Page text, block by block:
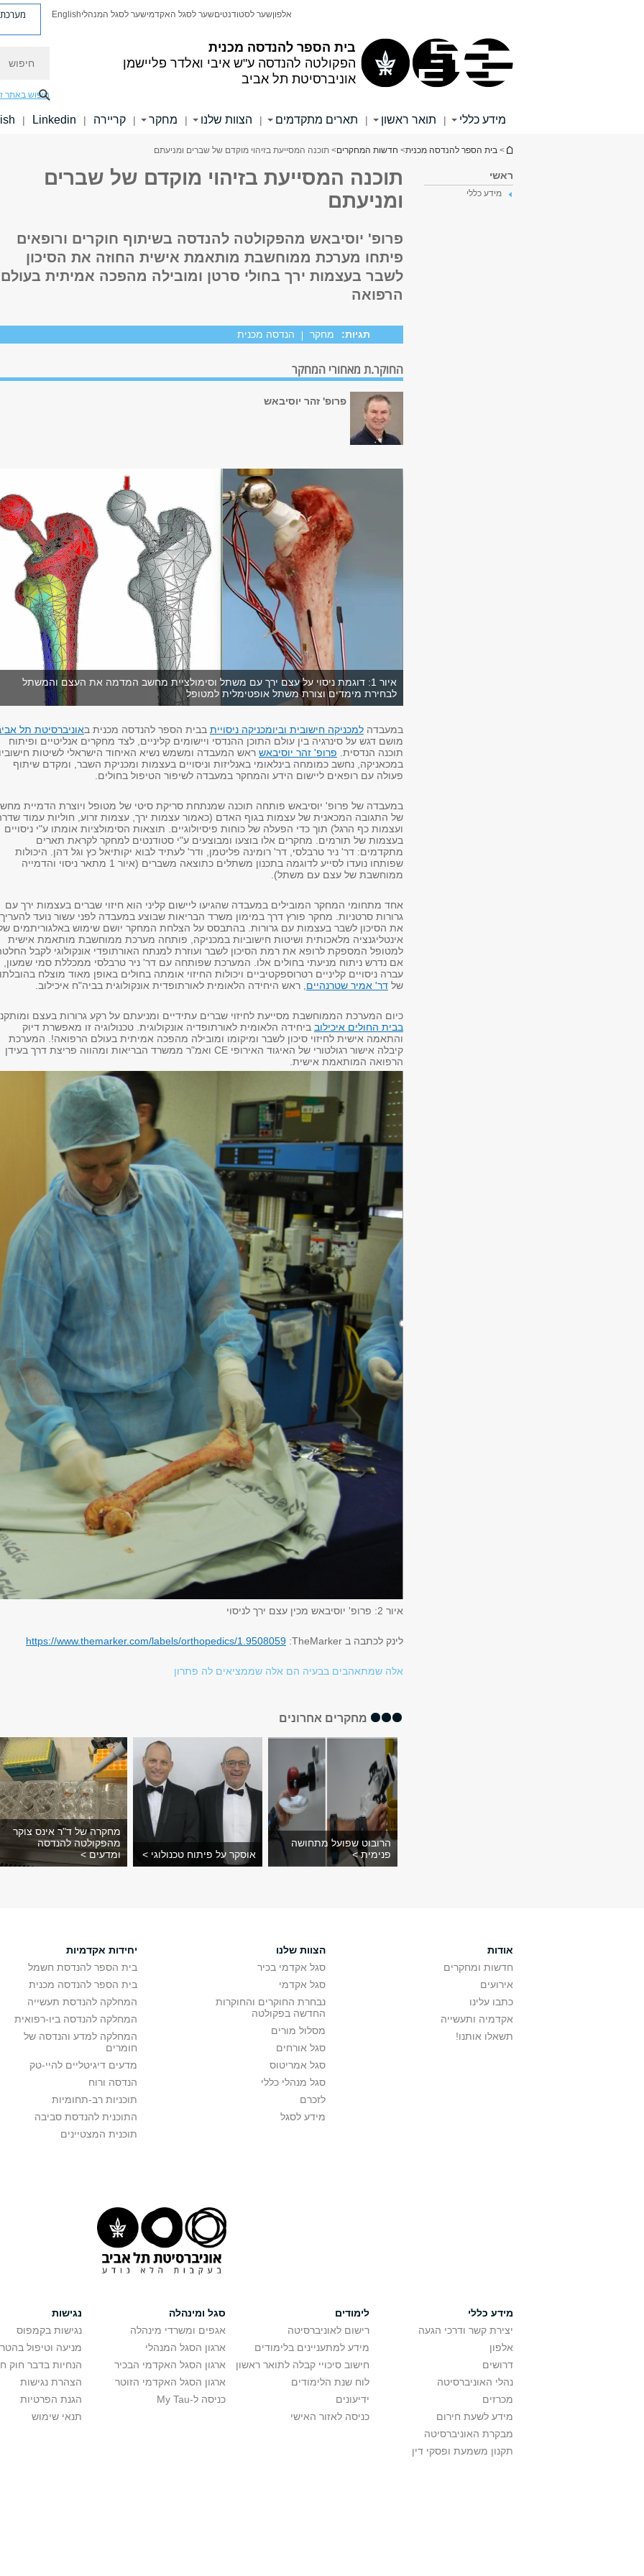
בית הספר להנדסה מכנית
הפקולטה להנדסה ע"ש איבי ואלדר פליישמן
אוניברסיטת תל אביב
אלפוןשער לסטודנטיםשער לסגל האקדמישער לסגל המנהליEnglish מערכת
חיפוש באתר
מידע כללי | תואר ראשון | תארים מתקדמים | הצוות שלנו | מחקר | קריירה |
Linkedin
|
הינך נמצא כאן
> בית הספר להנדסה מכנית> חדשות המחקרים> תוכנה המסייעת בזיהוי מוקדם של שברים ומניעתם
ראשי
מידע כללי
תוכנה המסייעת בזיהוי מוקדם של שברים
ומניעתם
פרופ' יוסיבאש מהפקולטה להנדסה בשיתוף חוקרים ורופאים
פיתחו מערכת ממוחשבת מותאמת אישית החוזה את הסיכון
לשבר בעצמות ירך בחולי סרטן ומובילה מהפכה אמיתית בעולם
הרפואה
תגיות: מחקר הנדסה מכנית
החוקר.ת מאחורי המחקר
פרופ' זהר יוסיבאש
איור 1: דוגמת ניסוי על עצם ירך עם משתל וסימולציית מחשב המדמה את העצם והמשתל
לבחירת מימדים וצורת משתל אופטימלית למטופל
במעבדה למכניקה חישובית וביומכניקה ניסויית בבית הספר להנדסה מכנית באוניברסיטת תל
מושם דגש על סינרגיה בין עולם התוכן ההנדסי ויישומים קליניים, לצד מחקרים אנליטיים ופיתוח
תוכנה הנדסית. פרופ' זהר יוסיבאש ראש המעבדה ומשמש נשיא האיחוד הישראלי לשיטות
במכאניקה, נחשב כמומחה בינלאומי באנליזות וניסויים בעצמות ומכניקת השבר, ומקדם שיתוף
פעולה עם רופאים ליישום הידע והמחקר במעבדה לשיפור הטיפול בחולים.
במעבדה של פרופ' יוסיבאש פותחה תוכנה שמנתחת סריקת סיטי של מטופל ויוצרת הדמיית
של התגובה המכאנית של עצמות בגוף האדם (כאמור עצמות ירך, עצמות זרוע, חוליות עמוד
ועצמות כף הרגל) תוך כדי הפעלה של כוחות פיסיולוגיים. תוצאות הסימולציות אומתו ע"י ניסויים
בעצמות של תורמים. מחקרים אלו בוצעו ומבוצעים ע"י סטודנטים למחקר לקראת תארים
מתקדמים: דר' ניר טרבלסי, דר' רומינה פליטמן, ודר' לעתיד לבוא יקותיאל כץ וגל דהן. היכולות
שפותחו נועדו לסייע לדוגמה בתכנון משתלים כתוצאה משברים (איור 1 מתאר ניסוי והדמייה
ממוחשבת של עצם עם משתל).
אחד מתחומי המחקר המובילים במעבדה שהגיעו ליישום קליני הוא חיזוי שברים בעצמות ירך עם
גרורות סרטניות. מחקר פורץ דרך במימון משרד הבריאות שבוצע במעבדה לפני עשור נועד להעריך
את הסיכון לשבר בעצמות עם גרורות. בהתבסס על הצלחת המחקר יושם שימוש באלגוריתמים
אינטליגנציה מלאכותית ושיטות חישוביות במכניקה, פותחה מערכת ממוחשבת מותאמת אישית
למטופל המספקת לרופא את רמת הסיכון לשבר ועוזרת למנתח האורתופדי אונקולוגי לקבל
אם נדרש ניתוח מניעתי בחולים אלו. המערכת שפותחה עם דר' ניר טרבלסי ממכללת סמי שמעון,
עברה ניסויים קליניים רטרוספקטיביים ויכולות החיזוי אומתה בחולים באופן מאוד מוצלח בהובלתו
של דר' אמיר שטרנהיים , ראש היחידה הלאומית לאורתופדית אונקולוגית בביה"ח איכילוב.
כיום המערכת הממוחשבת מסייעת לחיזוי שברים עתידיים ומניעתם על רקע גרורות בעצם
בבית החולים איכילוב ביחידה הלאומית לאורתופדיה אונקולוגית. טכנולוגיה זו מאפשרת דיוק
והתאמה אישית לחיזוי סיכון לשבר ומיקומו ומובילה מהפכה אמיתית בעולם הרפואה!. המערכת
קיבלה אישור רגולטורי של האיגוד האירופי CE ואמ"ר ממשרד הבריאות ומהווה פריצת דרך בעידן
הרפואה המותאמת אישית.
איור 2: פרופ' יוסיבאש מכין עצם ירך לניסוי
לינק לכתבה ב TheMarker
:
https://www.themarker.com/labels/orthopedics/1.9508059
אלה שמתאהבים בבעיה הם אלה שממציאים לה פתרון
מחקרים אחרונים
הרובוט שפועל מתחושה
פנימית >
אוסקר על פיתוח טכנולוגי >
מחקרה של ד"ר אינס צוקר
מהפקולטה להנדסה
ומדעים >
אודות
חדשות ומחקרים
אירועים
כתבו עלינו
אקדמיה ותעשייה
תשאלו אותנו!
הצוות שלנו
סגל אקדמי בכיר
סגל אקדמי
נבחרת החוקרים והחוקרות
החדשה בפקולטה
מסלול מורים
סגל אורחים
סגל אמריטוס
סגל מנהלי כללי
לזכרם
מידע לסגל
יחידות אקדמיות
בית הספר להנדסת חשמל
בית הספר להנדסה מכנית
המחלקה להנדסת תעשייה
המחלקה להנדסה ביו-רפואית
המחלקה למדע והנדסה של
חומרים
מדעים דיגיטליים להיי-טק
הנדסה ורוח
תוכניות רב-תחומיות
התוכנית להנדסת סביבה
תוכנית המצטיינים
מידע כללי
יצירת קשר ודרכי הגעה
אלפון
דרושים
נהלי האוניברסיטה
מכרזים
מידע לשעת חירום
מבקרת האוניברסיטה
תקנון משמעת ופסקי דין
לימודים
רישום לאוניברסיטה
מידע למתעניינים בלימודים
חישוב סיכויי קבלה לתואר ראשון
לוח שנת הלימודים
ידיעונים
כניסה לאזור האישי
סגל ומינהלה
אגפים ומשרדי מינהלה
ארגון הסגל המנהלי
ארגון הסגל האקדמי הבכיר
ארגון הסגל האקדמי הזוטר
כניסה ל-My Tau
נגישות
נגישות בקמפוס
מניעה וטיפול
הנחיות בדבר חוק
הצהרת נגישות
הגנת הפרטיות
תנאי שימוש